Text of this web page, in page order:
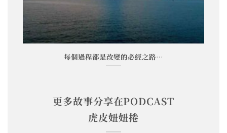
每個過程都是改變的必經之路⋯
更多故事分享在PODCAST
虎皮妞妞捲